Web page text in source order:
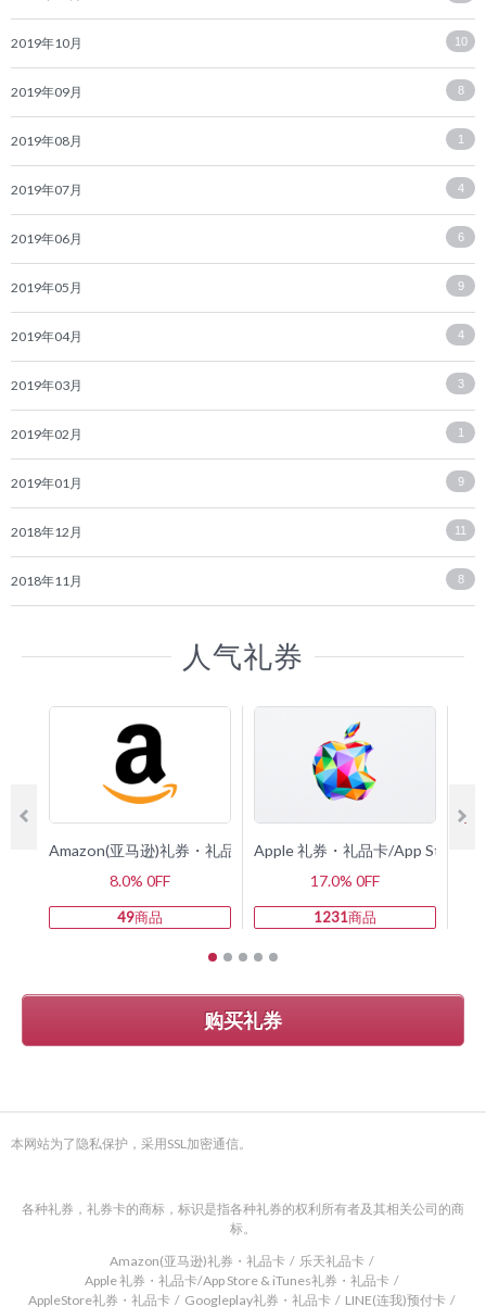
2019年10月 10
2019年09月 8
2019年08月 1
2019年07月 4
2019年06月 6
2019年05月 9
2019年04月 4
2019年03月 3
2019年02月 1
2019年01月 9
2018年12月 11
2018年11月 8
人气礼券
Amazon(亚马逊)礼券・礼品卡
8.0% 0FF
49商品
Apple 礼券・礼品卡/App Store &
17.0% 0FF
1231商品
购买礼券
本网站为了隐私保护，采用SSL加密通信。
各种礼券，礼券卡的商标，标识是指各种礼券的权利所有者及其相关公司的商
标。
Amazon(亚马逊)礼券・礼品卡
乐天礼品卡
Apple 礼券・礼品卡/App Store & iTunes礼券・礼品卡
AppleStore礼券・礼品卡
Googleplay礼券・礼品卡 LINE(连我)预付卡